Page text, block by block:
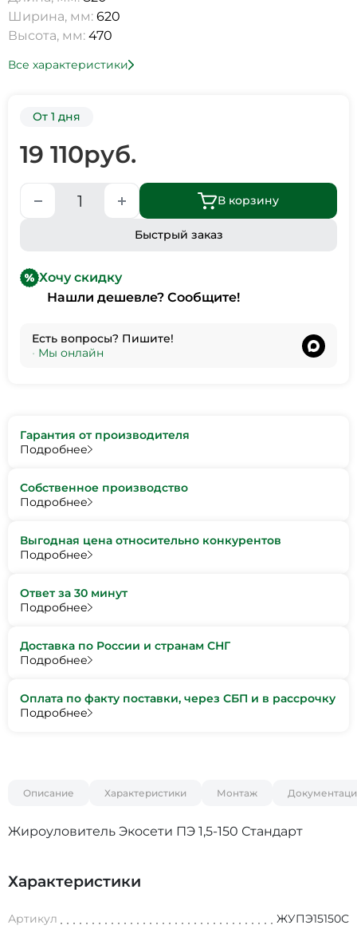
Ширина, мм: 620
Высота, мм: 470
Все характеристики
От 1 дня
19 110руб.
В корзину
Быстрый заказ
Хочу скидку
Нашли дешевле? Сообщите!
Есть вопросы? Пишите!
• Мы онлайн
Гарантия от производителя
Подробнее
Собственное производство
Подробнее
Выгодная цена относительно конкурентов
Подробнее
Ответ за 30 минут
Подробнее
Доставка по России и странам СНГ
Подробнее
Оплата по факту поставки, через СБП и в рассрочку
Подробнее
Описание Характеристики Монтаж
Жироуловитель Экосети ПЭ 1,5-150 Стандарт
Характеристики
Артикул
ЖУПЭ15150С